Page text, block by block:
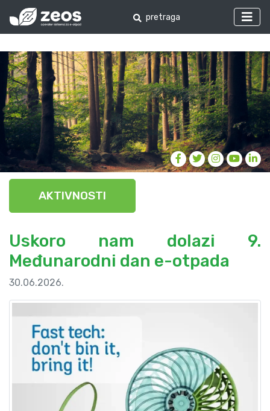
AKTIVNOSTI
Uskoro nam dolazi 9.
Međunarodni dan e-otpada
30.06.2026.